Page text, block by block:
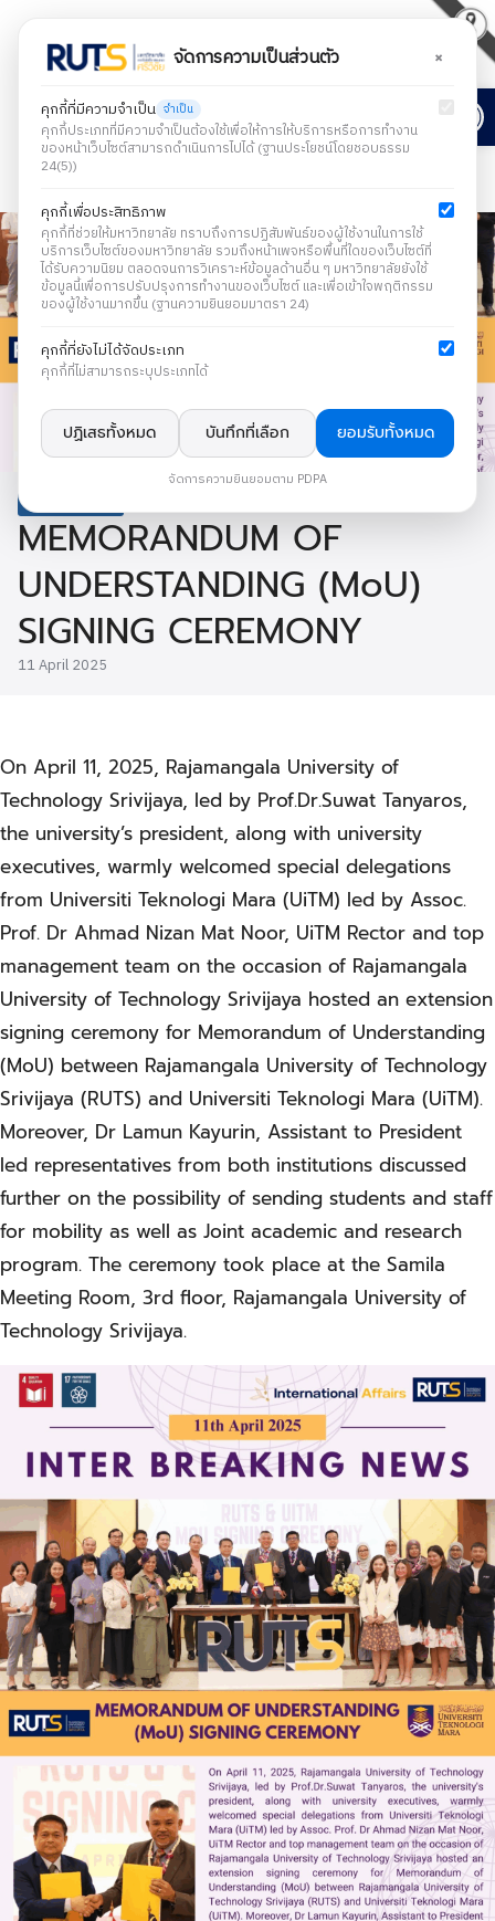
Affairs News
MEMORANDUM OF
UNDERSTANDING (MoU)
SIGNING CEREMONY
11 April 2025
On April 11, 2025, Rajamangala University of
Technology Srivijaya, led by Prof.Dr.Suwat Tanyaros,
the university’s president, along with university
executives, warmly welcomed special delegations
from Universiti Teknologi Mara (UiTM) led by Assoc.
Prof. Dr Ahmad Nizan Mat Noor, UiTM Rector and top
management team on the occasion of Rajamangala
University of Technology Srivijaya hosted an extension
signing ceremony for Memorandum of Understanding
(MoU) between Rajamangala University of Technology
Srivijaya (RUTS) and Universiti Teknologi Mara (UiTM).
Moreover, Dr Lamun Kayurin, Assistant to President
led representatives from both institutions discussed
further on the possibility of sending students and staff
for mobility as well as Joint academic and research
program. The ceremony took place at the Samila
Meeting Room, 3rd floor, Rajamangala University of
Technology Srivijaya.
จัดการความเป็นส่วนตัว ×
คุกกี้ที่มีความจำเป็น จำเป็น
คุกกี้ประเภทที่มีความจำเป็นต้องใช้เพื่อให้การให้บริการหรือการทำงาน
ของหน้าเว็บไซต์สามารถดำเนินการไปได้ (ฐานประโยชน์โดยชอบธรรม
24(5))
คุกกี้เพื่อประสิทธิภาพ
คุกกี้ที่ช่วยให้มหาวิทยาลัย ทราบถึงการปฏิสัมพันธ์ของผู้ใช้งานในการใช้
บริการเว็บไซต์ของมหาวิทยาลัย รวมถึงหน้าเพจหรือพื้นที่ใดของเว็บไซต์ที่
ได้รับความนิยม ตลอดจนการวิเคราะห์ข้อมูลด้านอื่น ๆ มหาวิทยาลัยยังใช้
ข้อมูลนี้เพื่อการปรับปรุงการทำงานของเว็บไซต์ และเพื่อเข้าใจพฤติกรรม
ของผู้ใช้งานมากขึ้น (ฐานความยินยอมมาตรา 24)
คุกกี้ที่ยังไม่ได้จัดประเภท
คุกกี้ที่ไม่สามารถระบุประเภทได้
ปฏิเสธทั้งหมด บันทึกที่เลือก ยอมรับทั้งหมด
จัดการความยินยอมตาม PDPA